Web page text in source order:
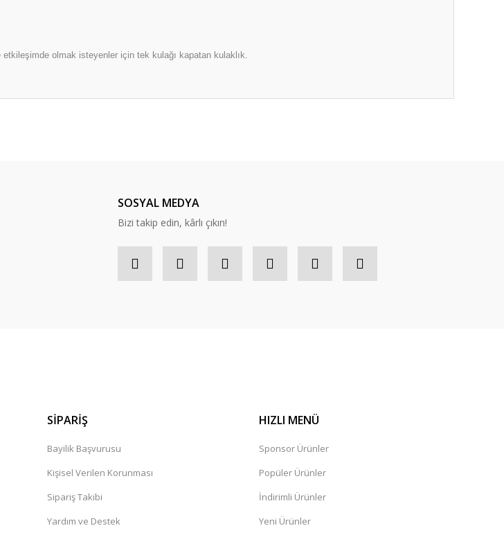
olmak isteyenler için tek kulağı kapatan kulaklık.
SOSYAL MEDYA
Bizi takip edin, kârlı çıkın!
SİPARİŞ
Bayilik Başvurusu
Kişisel Verilen Korunması
Sipariş Takibi
Yardım ve Destek
HIZLI MENÜ
Sponsor Ürünler
Popüler Ürünler
İndirimli Ürünler
Yeni Ürünler